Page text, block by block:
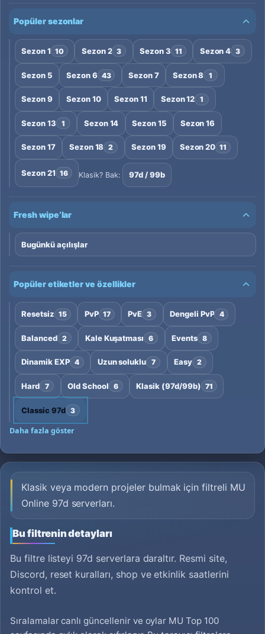
Popüler sezonlar
Sezon 1 10 Sezon 2 3 Sezon 3 11 Sezon 4 3
Sezon 5 Sezon 6 43 Sezon 7 Sezon 8 1
Sezon 9 Sezon 10 Sezon 11 Sezon 12 1
Sezon 13 1 Sezon 14 Sezon 15 Sezon 16
Sezon 17 Sezon 18 2 Sezon 19 Sezon 20 11
Sezon 21 16 Klasik? Bak: 97d / 99b
Fresh wipe’lar
Bugünkü açılışlar
Popüler etiketler ve özellikler
Resetsiz 15 PvP 17 PvE 3 Dengeli PvP 4
Balanced 2 Kale Kuşatması 6 Events 8
Dinamik EXP 4 Uzun soluklu 7 Easy 2
Hard 7 Old School 6 Klasik (97d/99b) 71
Classic 97d 3
Daha fazla göster
Klasik veya modern projeler bulmak için filtreli MU
Online 97d serverları.
Bu filtrenin detayları
Bu filtre listeyi 97d serverlara daraltır. Resmi site,
Discord, reset kuralları, shop ve etkinlik saatlerini
kontrol et.
Sıralamalar canlı güncellenir ve oylar MU Top 100